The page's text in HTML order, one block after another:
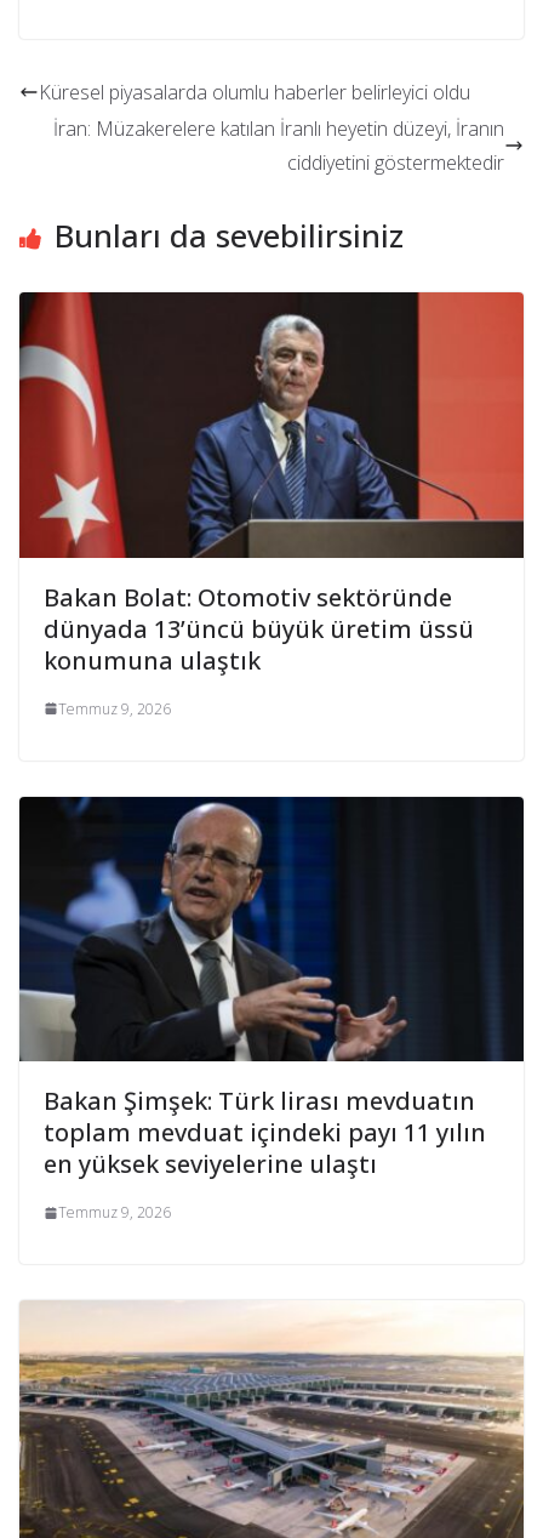
Küresel piyasalarda olumlu haberler belirleyici oldu
İran: Müzakerelere katılan İranlı heyetin düzeyi, İranın
ciddiyetini göstermektedir
Bunları da sevebilirsiniz
Bakan Bolat: Otomotiv sektöründe
dünyada 13’üncü büyük üretim üssü
konumuna ulaştık
Temmuz 9, 2026
Bakan Şimşek: Türk lirası mevduatın
toplam mevduat içindeki payı 11 yılın
en yüksek seviyelerine ulaştı
Temmuz 9, 2026